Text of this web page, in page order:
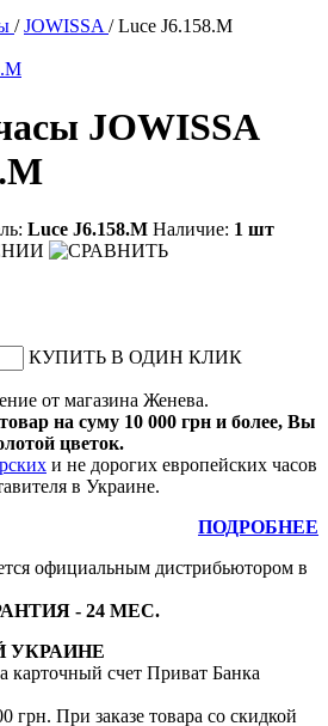
/JOWISSA / Luce J6.158.M
JOWISSA
Luсе J6.158.М Наличие: 1 шт
КУПИТЬ В ОДИН КЛИК
от магазина Женева.
на суму 10 000 грн и более, Вы
цветок.
и не дорогих европейских часов
в Украине.
ПОДРОБНЕЕ
официальным дистрибьютором в
- 24 МЕС.
УКРАИНЕ
карточный счет Приват Банка
грн. При заказе товара со скидкой